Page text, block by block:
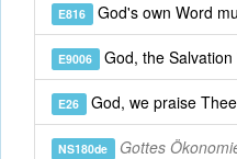
E816 God's own Word
E9006 God, the Salvation
E26 God, we praise
NS180de Gottes